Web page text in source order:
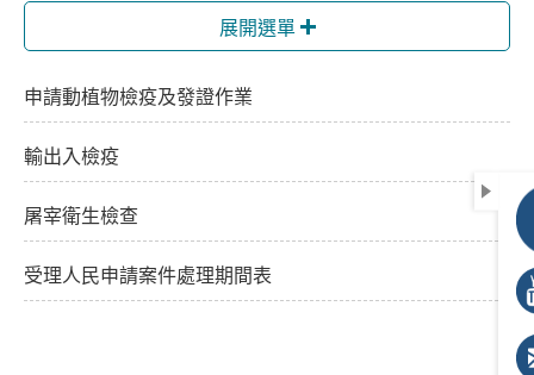
展開選單
申請動植物檢疫及發證作業
輸出入檢疫
屠宰衛生檢查
受理人民申請案件處理期間表